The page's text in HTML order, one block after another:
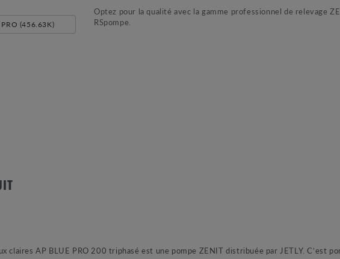
(456.63K)
Optez pour la qualité avec la gamme professionnel de relevage
RSpompe.
claires AP BLUE PRO 200 triphasé est une pompe ZENIT distribuée par JETLY. C’est